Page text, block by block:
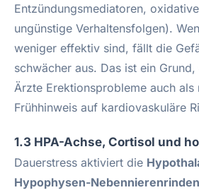
Entzündungsmediatoren,
ungünstige Verhaltensfolgen).
weniger effektiv sind, fällt die
schwächer aus. Das ist ein
Ärzte Erektionsprobleme auch als
Frühhinweis auf kardiovaskuläre
1.3 HPA-Achse, Cortisol und
Dauerstress aktiviert die
Hypophysen-